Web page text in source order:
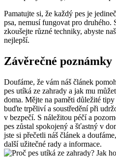
Pamatujte si, že každý pes je
psa, nemusí fungovat pro druhého.
zkoušejte různé techniky, abyste
nejlepší.
Závěrečné poznámky
Doufáme, že vám náš článek
pes utíká ze zahrady a jak mu
doma. Mějte na paměti důležité
buďte trpěliví a soustředění při
v bezpečí. S náležitou péčí a
pes zůstal spokojený a šťastný v
jste si přečetli náš článek a
další užitečné rady a informace.